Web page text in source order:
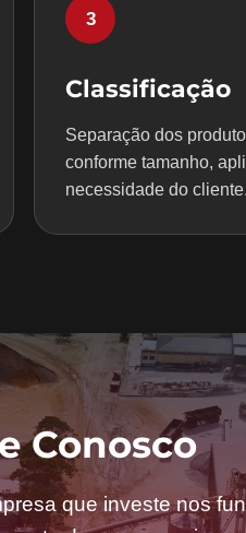
3
Classificação
Separação dos
conforme tamanho,
necessidade do cliente.
Conosco
que investe nos